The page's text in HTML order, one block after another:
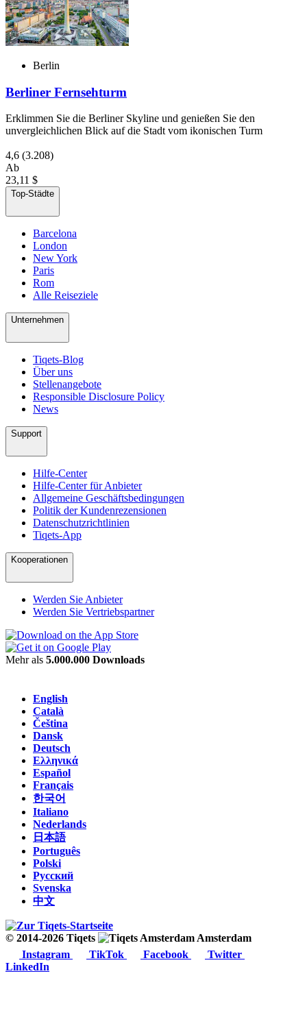
Berlin
Berliner Fernsehturm
Erklimmen Sie die Berliner Skyline und genießen Sie den
unvergleichlichen Blick auf die Stadt vom ikonischen Turm
4,6 (3.208)
Ab
23,11 $
Top-Städte
Barcelona
London
New York
Paris
Rom
Alle Reiseziele
Unternehmen
Tiqets-Blog
Über uns
Stellenangebote
Responsible Disclosure Policy
News
Support
Hilfe-Center
Hilfe-Center für Anbieter
Allgemeine Geschäftsbedingungen
Politik der Kundenrezensionen
Datenschutzrichtlinien
Tiqets-App
Kooperationen
Werden Sie Anbieter
Werden Sie Vertriebspartner
Mehr als 5.000.000 Downloads
English
Català
Čeština
Dansk
Deutsch
Ελληνικά
Español
Français
한국어
Italiano
Nederlands
日本語
Português
Polski
Русский
Svenska
中文
© 2014-2026 Tiqets
Amsterdam
Instagram
TikTok Facebook
Twitter
LinkedIn